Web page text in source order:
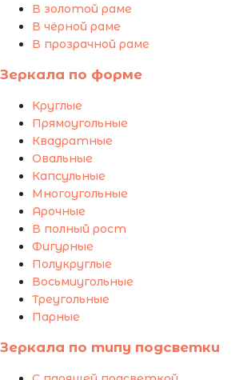
В золотой раме
В чёрной раме
В прозрачной раме
Зеркала по форме
Круглые
Прямоугольные
Квадратные
Овальные
Капсульные
Многоугольные
Арочные
В полный рост
Фигурные
Полукруглые
Восьмиугольные
Треугольные
Парные
Зеркала по типу подсветки